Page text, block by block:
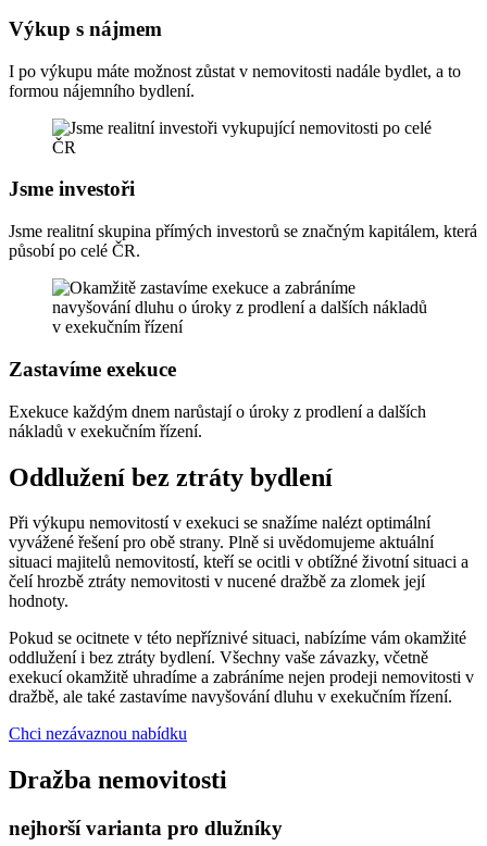
Výkup s nájmem
I po výkupu máte možnost zůstat v nemovitosti nadále bydlet, a to
formou nájemního bydlení.
Jsme investoři
Jsme realitní skupina přímých investorů se značným kapitálem, která
působí po celé ČR.
Zastavíme exekuce
Exekuce každým dnem narůstají o úroky z prodlení a dalších
nákladů v exekučním řízení.
Oddlužení bez ztráty bydlení
Při výkupu nemovitostí v exekuci se snažíme nalézt optimální
vyvážené řešení pro obě strany. Plně si uvědomujeme aktuální
situaci majitelů nemovitostí, kteří se ocitli v obtížné životní situaci a
čelí hrozbě ztráty nemovitosti v nucené dražbě za zlomek její
hodnoty.
Pokud se ocitnete v této nepříznivé situaci, nabízíme vám okamžité
oddlužení i bez ztráty bydlení. Všechny vaše závazky, včetně
exekucí okamžitě uhradíme a zabráníme nejen prodeji nemovitosti v
dražbě, ale také zastavíme navyšování dluhu v exekučním řízení.
Chci nezávaznou nabídku
Dražba nemovitosti
nejhorší varianta pro dlužníky